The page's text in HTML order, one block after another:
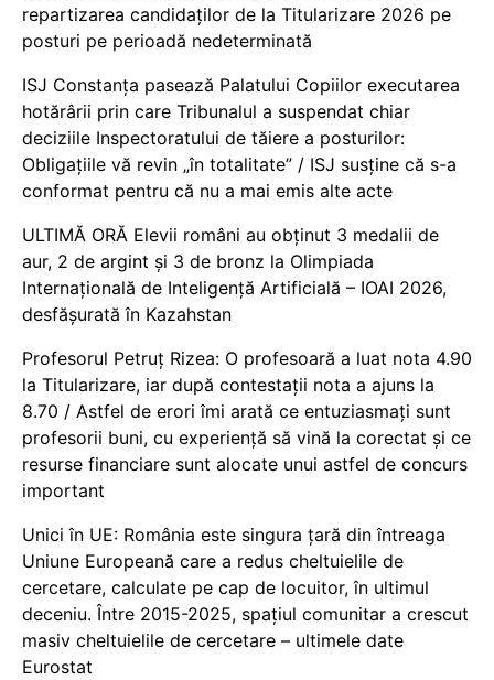
repartizarea candidaților de la Titularizare 2026 pe
posturi pe perioadă nedeterminată
ISJ Constanța pasează Palatului Copiilor executarea
hotărârii prin care Tribunalul a suspendat chiar
deciziile Inspectoratului de tăiere a posturilor:
Obligațiile vă revin „în totalitate” / ISJ susține că s-a
conformat pentru că nu a mai emis alte acte
ULTIMĂ ORĂ Elevii români au obținut 3 medalii de
aur, 2 de argint și 3 de bronz la Olimpiada
Internațională de Inteligență Artificială – IOAI 2026,
desfășurată în Kazahstan
Profesorul Petruț Rizea: O profesoară a luat nota 4.90
la Titularizare, iar după contestații nota a ajuns la
8.70 / Astfel de erori îmi arată ce entuziasmați sunt
profesorii buni, cu experiență să vină la corectat și ce
resurse financiare sunt alocate unui astfel de concurs
important
Unici în UE: România este singura țară din întreaga
Uniune Europeană care a redus cheltuielile de
cercetare, calculate pe cap de locuitor, în ultimul
deceniu. Între 2015-2025, spațiul comunitar a crescut
masiv cheltuielile de cercetare – ultimele date
Eurostat